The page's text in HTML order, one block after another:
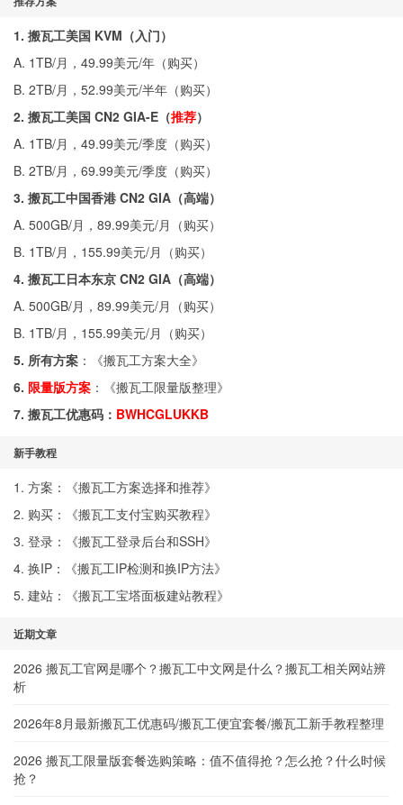
1. 搬瓦工美国 KVM（入门）
A. 1TB/月，49.99美元/年（购买）
B. 2TB/月，52.99美元/半年（购买）
2. 搬瓦工美国 CN2 GIA-E（推荐）
A. 1TB/月，49.99美元/季度（购买）
B. 2TB/月，69.99美元/季度（购买）
3. 搬瓦工中国香港 CN2 GIA（高端）
A. 500GB/月，89.99美元/月（购买）
B. 1TB/月，155.99美元/月（购买）
4. 搬瓦工日本东京 CN2 GIA（高端）
A. 500GB/月，89.99美元/月（购买）
B. 1TB/月，155.99美元/月（购买）
5. 所有方案 ：《搬瓦工方案大全》
6. 限量版方案 ：《搬瓦工限量版整理》
7. 搬瓦工优惠码： BWHCGLUKKB
新手教程
1. 方案：《搬瓦工方案选择和推荐》
2. 购买：《搬瓦工支付宝购买教程》
3. 登录：《搬瓦工登录后台和SSH》
4. 换IP：《搬瓦工IP检测和换IP方法》
5. 建站：《搬瓦工宝塔面板建站教程》
近期文章
2026 搬瓦工官网是哪个？搬瓦工中文网是什么？搬瓦工相关网站辨
析
2026年8月最新搬瓦工优惠码/搬瓦工便宜套餐/搬瓦工新手教程整理
2026 搬瓦工限量版套餐选购策略：值不值得抢？怎么抢？什么时候
抢？